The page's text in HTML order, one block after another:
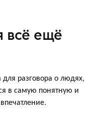
всё ещё
разговора о людях,
в самую понятную и